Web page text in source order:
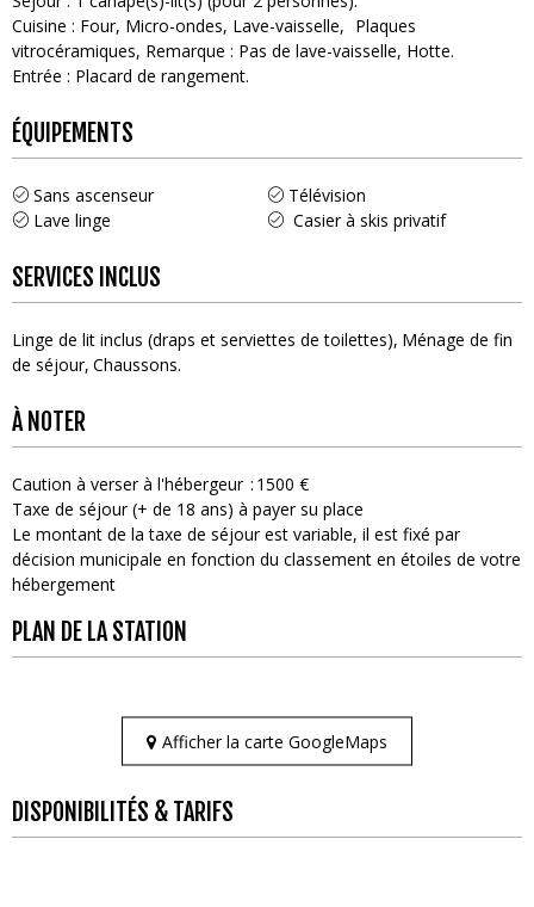
Cuisine : Four Micro-ondes Lave-vaisselle
Plaques
vitrocéramiques Remarque : Pas de lave-vaisselle Hotte
Entrée : Placard de rangement
ÉQUIPEMENTS
Sans ascenseur
Télévision
Lave linge
Casier à skis privatif
SERVICES INCLUS
Linge de lit inclus (draps et serviettes de toilettes) Ménage de fin
de séjour Chaussons
À NOTER
Caution à verser à l'hébergeur
1500 €
Taxe de séjour (+ de 18 ans) à payer su place
Le montant de la taxe de séjour est variable, il est fixé par
décision municipale en fonction du classement en étoiles de votre
hébergement
PLAN DE LA STATION
Afficher la carte GoogleMaps
DISPONIBILITÉS & TARIFS